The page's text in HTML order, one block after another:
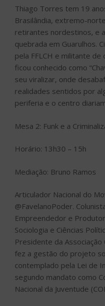
Thiago Torres tem 19
Brasilândia, extremo-
retirantes nordestinos, e
quebrada em Guarulhos.
pela FFLCH e militante
ficou conhecido como
seu viralizar, onde
realidades sentidos por
periferia e o centro
Mesa 2: Funk e a
Horário: 13h30 – 15h
Mediação: Bruno Ramos
Articulador Nacional do
@FavelanoPoder.
Empreendedor e
Sociologia e Ciências
Presidente da Associação
fez a gestão do projeto
contemplado pela Lei de
segundo mandato como
Nacional da Juventude